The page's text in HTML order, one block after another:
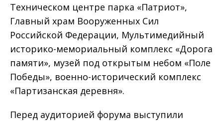
Техническом центре парка «Патриот»,
Главный храм Вооруженных Сил
Российской Федерации, Мультимедийный
историко-мемориальный комплекс «Дорога
памяти», музей под открытым небом «Поле
Победы», военно-исторический комплекс
«Партизанская деревня».
Перед аудиторией форума выступили